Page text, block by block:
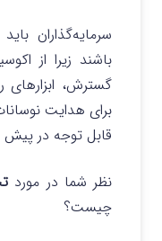
سرمایه‌گذاران
گسترش،
برای هدایت
قابل توجه در پیش
نظر شما در مورد
چیست؟